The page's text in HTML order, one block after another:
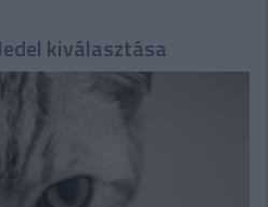
kiválasztása